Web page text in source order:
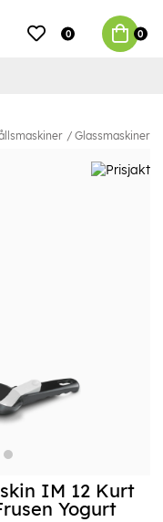
0 0
Glassmaskiner
IM 12 Kurt
Yogurt